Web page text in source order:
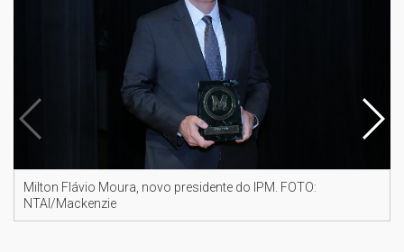
Milton Flávio Moura, novo presidente do IPM. FOTO:
NTAI/Mackenzie